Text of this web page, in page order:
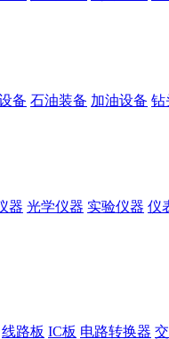
备 石油装备 加油设备 钻
器 光学仪器 实验仪器 仪
线路板 IC板 电路转换器